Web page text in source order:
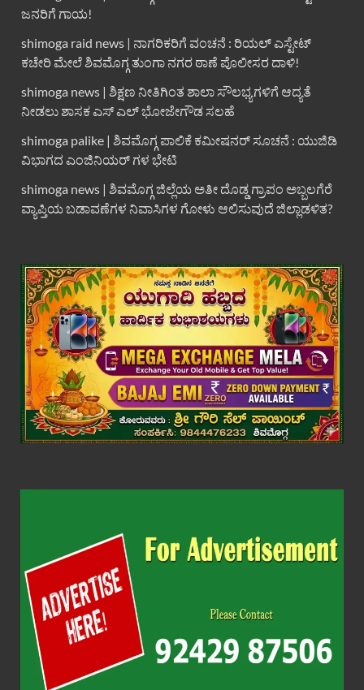
ಜನರಿಗೆ ಗಾಯ!
shimoga raid news | ನಾಗರಿಕರಿಗೆ ವಂಚನೆ : ರಿಯಲ್ ಎಸ್ಟೇಟ್
ಕಚೇರಿ ಮೇಲೆ ಶಿವಮೊಗ್ಗ ತುಂಗಾ ನಗರ ಠಾಣೆ ಪೊಲೀಸರ ದಾಳಿ!
shimoga news | ಶಿಕ್ಷಣ ನೀತಿಗಿಂತ ಶಾಲಾ ಸೌಲಭ್ಯಗಳಿಗೆ ಆದ್ಯತೆ
ನೀಡಲು ಶಾಸಕ ಎಸ್ ಎಲ್ ಭೋಜೇಗೌಡ ಸಲಹೆ
shimoga palike | ಶಿವಮೊಗ್ಗ ಪಾಲಿಕೆ ಕಮೀಷನರ್ ಸೂಚನೆ : ಯುಜಿಡಿ
ವಿಭಾಗದ ಎಂಜಿನಿಯರ್ ಗಳ ಭೇಟಿ
shimoga news | ಶಿವಮೊಗ್ಗ ಜಿಲ್ಲೆಯ ಅತೀ ದೊಡ್ಡ ಗ್ರಾಪಂ ಅಬ್ಬಲಗೆರೆ
ವ್ಯಾಪ್ತಿಯ ಬಡಾವಣೆಗಳ ನಿವಾಸಿಗಳ ಗೋಳು ಆಲಿಸುವುದೆ ಜಿಲ್ಲಾಡಳಿತ?